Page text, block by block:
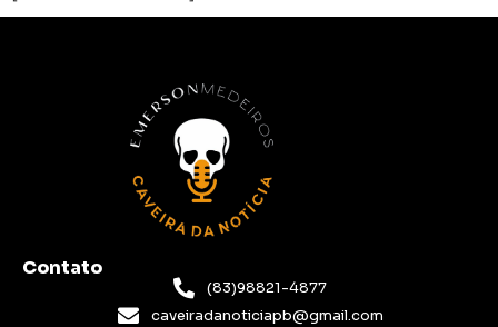
Contato
(83)98821-4877
caveiradanoticiapb@gmail.com